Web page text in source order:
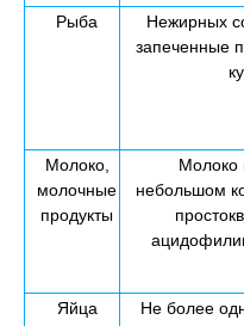
Рыба
Нежирных
запеченные
Молоко,
молочные
продукты
Молоко
небольшом
Яйца
Не более